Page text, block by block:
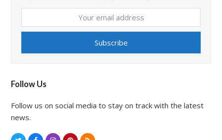
email
Subscribe
Follow Us
Follow us on social media to stay on track with the latest
news.